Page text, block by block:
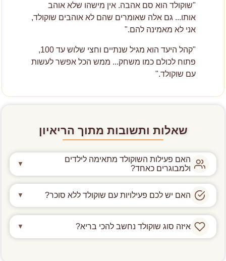
"שוקולד הוא סם אהבה. אין מישהו שלא אוהב
אותו... גם אלה שאומרים שהם לא אוהבים שוקולד,
אני לא מאמינה להם."
"קהל היעד הוא מגיל שנתיים וחצי שלוש עד 100,
פתוח לכולם כמו משחק... ממש הכל אפשר לעשות
עם שוקולד."
שאלות ותשובות מתוך הריאיון
האם פעילות השוקולד מתאימה לילדים
ולמבוגרים כאחד?
▼
הסדנאות שלנו פתוחות לכולם, מגיל שנתיים וחצי ועד
גיל 100.
ילדים נהנים למרוח ולהתלקק במהלך הפעילות.
הפעילות מתאימה גם למבוגרים, סבים וסבתות.
האם יש לכם פעילויות עם שוקולד ללא סוכר? ▼
כן, אנו מציעים פעילות גם עם שוקולד ללא סוכר.
איכות השוקולד כיום השתפרה ברמות מטורפות.
איזה סוג שוקולד נחשב להכי בריא? ▼